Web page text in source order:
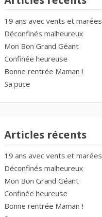
19 ans avec vents et marées
Déconfinés malheureux
Mon Bon Grand Géant
Confinée heureuse
Bonne rentrée Maman !
Sa puce
Articles récents
19 ans avec vents et marées
Déconfinés malheureux
Mon Bon Grand Géant
Confinée heureuse
Bonne rentrée Maman !